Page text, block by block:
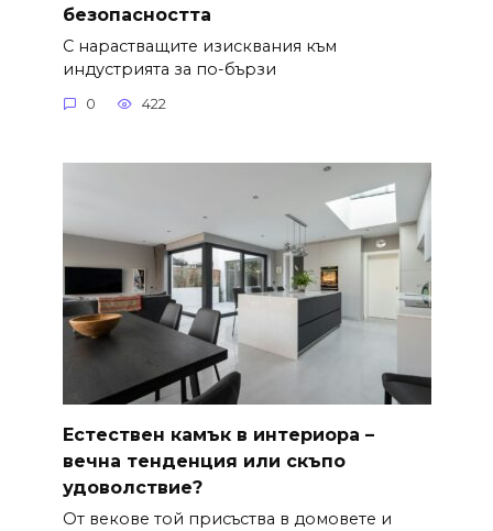
безопасността
С нарастващите изисквания към
индустрията за по-бързи
0 422
Естествен камък в интериора –
вечна тенденция или скъпо
удоволствие?
От векове той присъства в домовете и